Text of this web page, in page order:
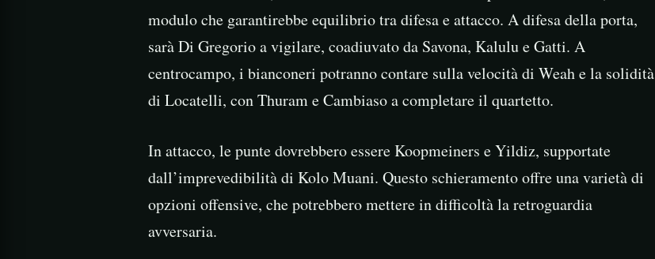
modulo che garantirebbe equilibrio tra difesa e attacco. A difesa della porta,
sarà Di Gregorio a vigilare, coadiuvato da Savona, Kalulu e Gatti. A
centrocampo, i bianconeri potranno contare sulla velocità di Weah e la solidità
di Locatelli, con Thuram e Cambiaso a completare il quartetto.
In attacco, le punte dovrebbero essere Koopmeiners e Yildiz, supportate
dall’imprevedibilità di Kolo Muani. Questo schieramento offre una varietà di
opzioni offensive, che potrebbero mettere in difficoltà la retroguardia
avversaria.